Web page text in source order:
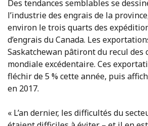
Des tendances semblables se
l’industrie des engrais de la
environ le trois quarts des
d’engrais du Canada. Les
Saskatchewan pâtiront du recul des
mondiale excédentaire. Ces
fléchir de 5 % cette année, puis
en 2017.
« L’an dernier, les difficultés du